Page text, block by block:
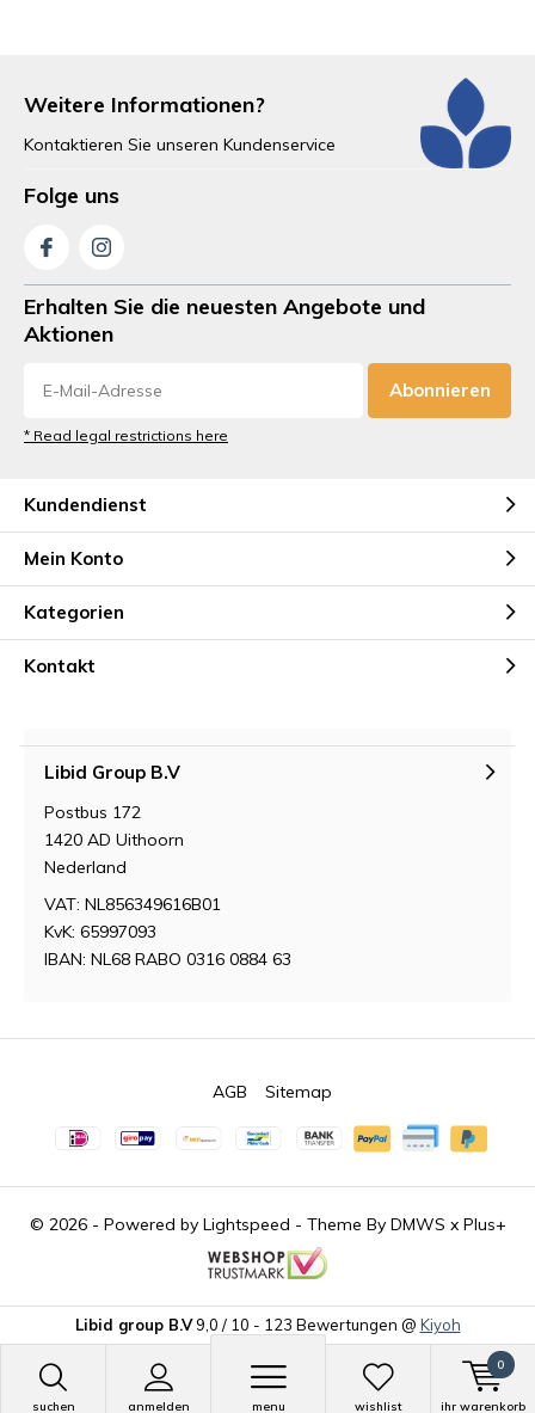
suchen anmelden menu wishlist ihr warenkorb
0
Weitere Informationen?
Kontaktieren Sie unseren Kundenservice
Folge uns
Erhalten Sie die neuesten Angebote und
Aktionen
Abonnieren
* Read legal restrictions here
Kundendienst
Mein Konto
Kategorien
Kontakt
Libid Group B.V
Postbus 172
1420 AD Uithoorn
Nederland
VAT: NL856349616B01
KvK: 65997093
IBAN: NL68 RABO 0316 0884 63
© 2026 - Powered by Lightspeed - Theme By DMWS x Plus+
AGB Sitemap
Libid group B.V9,0 / 10 - 123 Bewertungen @ Kiyoh